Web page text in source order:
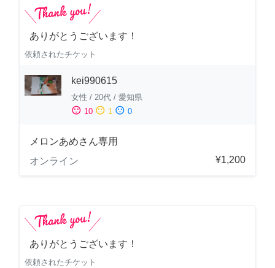
ありがとうございます！
依頼されたチケット
kei990615
女性 / 20代 / 愛知県
sentiment_satisfied 10 sentiment_neutral 1 sentiment_dissatisfied 0
メロンあめさん専用
オンライン
¥1,200
ありがとうございます！
依頼されたチケット